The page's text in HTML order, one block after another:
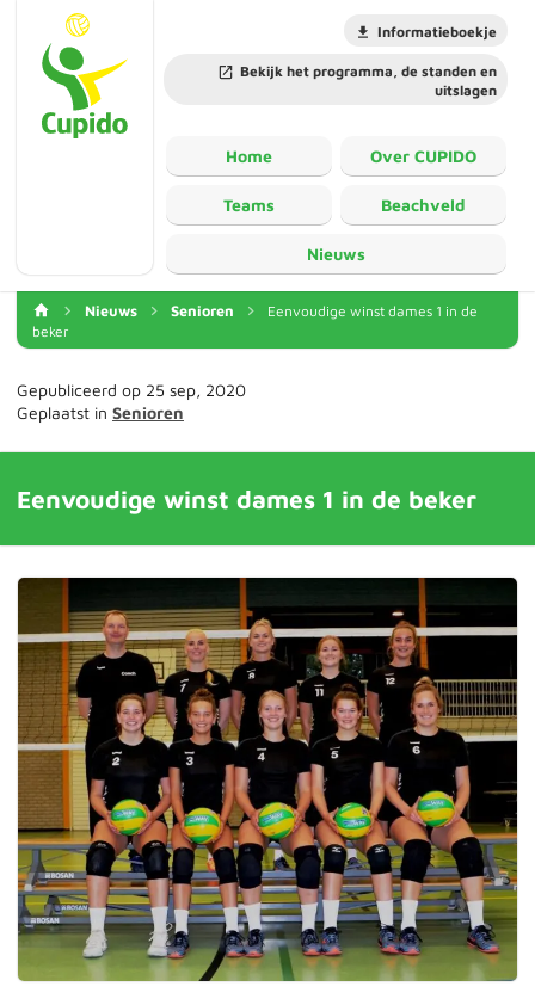
Informatieboekje
Bekijk het programma, de standen en
uitslagen
Home Over CUPIDO
Teams Beachveld
Nieuws
Nieuws Senioren
Eenvoudige winst dames 1 in de
beker
Gepubliceerd op 25 sep, 2020
Geplaatst in Senioren
Eenvoudige winst dames 1 in de beker